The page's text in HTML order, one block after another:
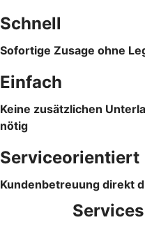
Schnell
Sofortige Zusage ohne
Einfach
Keine zusätzlichen
nötig
Serviceorientiert
Kundenbetreuung direkt